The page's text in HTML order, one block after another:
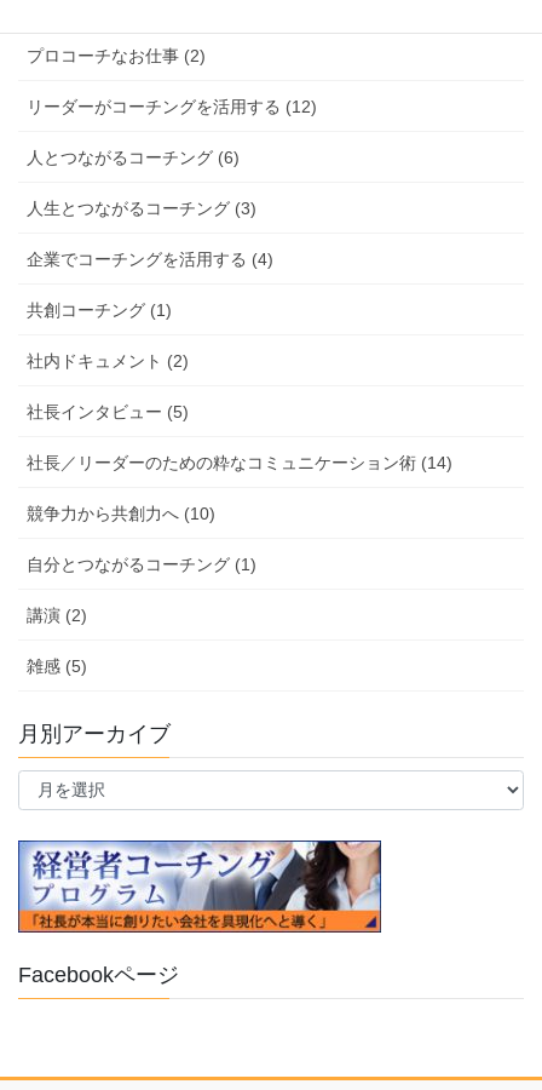
プロコーチなお仕事 (2)
リーダーがコーチングを活用する (12)
人とつながるコーチング (6)
人生とつながるコーチング (3)
企業でコーチングを活用する (4)
共創コーチング (1)
社内ドキュメント (2)
社長インタビュー (5)
社長／リーダーのための粋なコミュニケーション術 (14)
競争力から共創力へ (10)
自分とつながるコーチング (1)
講演 (2)
雑感 (5)
月別アーカイブ
月
ー
カ
イ
ブ
Facebookページ